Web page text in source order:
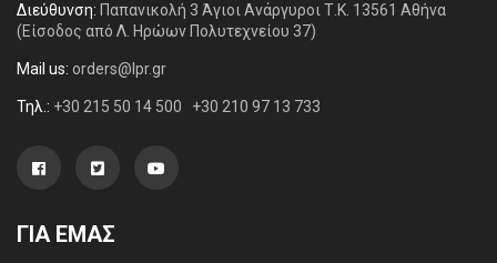
Διεύθυνση: Παπανικολή 3 Άγιοι Ανάργυροι Τ.Κ. 13561 Αθήνα
(Είσοδος από Λ. Ηρώων Πολυτεχνείου 37)
Mail us: orders@lpr.gr
Τηλ.: +30 215 50 14 500 +30 210 97 13 733
ΓΙΑ ΕΜΑΣ